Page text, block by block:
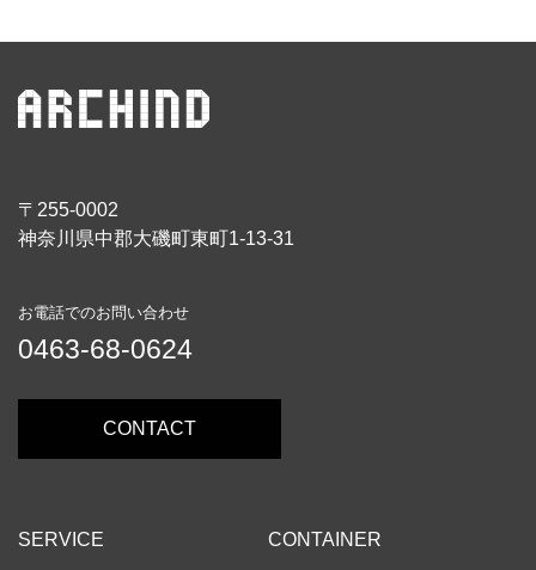
〒255-0002
神奈川県中郡大磯町東町1-13-31
SERVICE CONTAINER
お電話でのお問い合わせ
0463-68-0624
CONTACT